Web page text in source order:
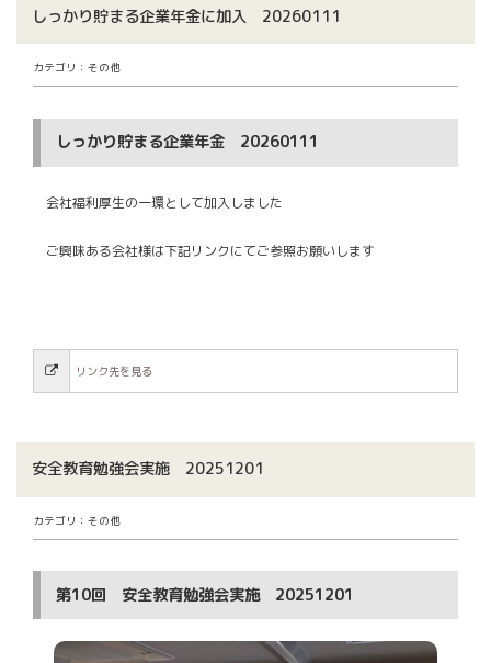
しっかり貯まる企業年金に加入 20260111
カテゴリ：その他
しっかり貯まる企業年金 20260111
会社福利厚生の一環として加入しました
ご興味ある会社様は下記リンクにてご参照お願いします
リンク先を見る
安全教育勉強会実施 20251201
カテゴリ：その他
第10回 安全教育勉強会実施 20251201